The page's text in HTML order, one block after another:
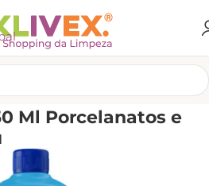
A CASA/LIMPADORES
Ml Porcelanatos e